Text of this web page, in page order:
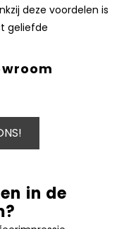
van rust,
deze voordelen is
in de